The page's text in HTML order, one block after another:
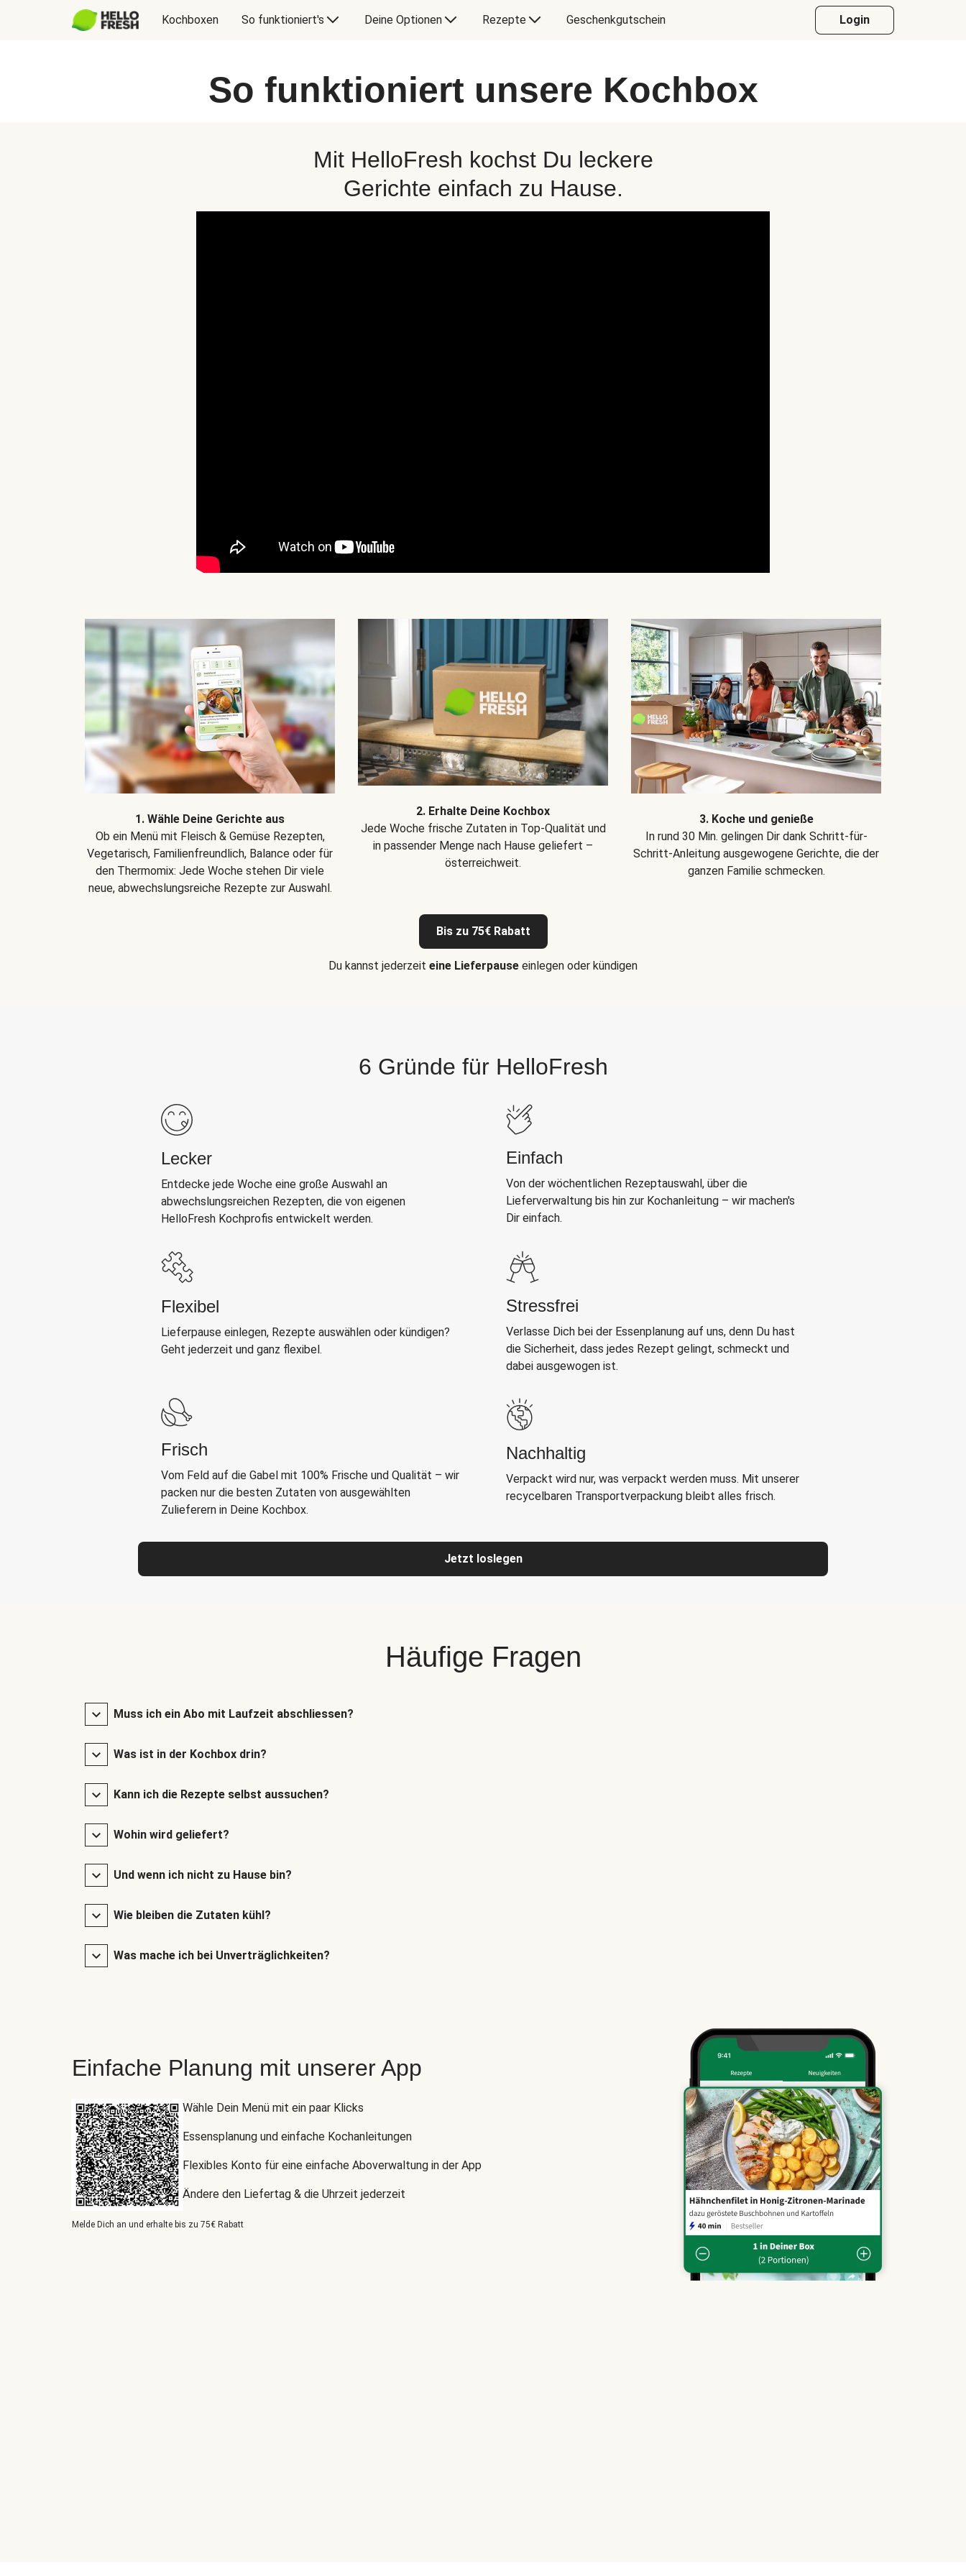
Kochboxen So funktioniert's Deine Optionen Rezepte Geschenkgutschein Login
So funktioniert unsere Kochbox
Mit HelloFresh kochst Du leckere
Gerichte einfach zu Hause.
1. Wähle Deine Gerichte aus
Ob ein Menü mit Fleisch & Gemüse Rezepten,
Vegetarisch, Familienfreundlich, Balance oder für
den Thermomix: Jede Woche stehen Dir viele
neue, abwechslungsreiche Rezepte zur Auswahl.
2. Erhalte Deine Kochbox
Jede Woche frische Zutaten in Top-Qualität und
in passender Menge nach Hause geliefert –
österreichweit.
3. Koche und genieße
In rund 30 Min. gelingen Dir dank Schritt-für-
Schritt-Anleitung ausgewogene Gerichte, die der
ganzen Familie schmecken.
Bis zu 75€ Rabatt
Du kannst jederzeit eine Lieferpause einlegen oder kündigen
6 Gründe für HelloFresh
Lecker
Entdecke jede Woche eine große Auswahl an
abwechslungsreichen Rezepten, die von eigenen
HelloFresh Kochprofis entwickelt werden.
Einfach
Von der wöchentlichen Rezeptauswahl, über die
Lieferverwaltung bis hin zur Kochanleitung – wir machen's
Dir einfach.
Flexibel
Lieferpause einlegen, Rezepte auswählen oder kündigen?
Geht jederzeit und ganz flexibel.
Stressfrei
Verlasse Dich bei der Essenplanung auf uns, denn Du hast
die Sicherheit, dass jedes Rezept gelingt, schmeckt und
dabei ausgewogen ist.
Frisch
Vom Feld auf die Gabel mit 100% Frische und Qualität – wir
packen nur die besten Zutaten von ausgewählten
Zulieferern in Deine Kochbox.
Nachhaltig
Verpackt wird nur, was verpackt werden muss. Mit unserer
recycelbaren Transportverpackung bleibt alles frisch.
Jetzt loslegen
Häufige Fragen
Muss ich ein Abo mit Laufzeit abschliessen?
Was ist in der Kochbox drin?
Kann ich die Rezepte selbst aussuchen?
Wohin wird geliefert?
Und wenn ich nicht zu Hause bin?
Wie bleiben die Zutaten kühl?
Was mache ich bei Unverträglichkeiten?
Einfache Planung mit unserer App
Wähle Dein Menü mit ein paar Klicks
Essensplanung und einfache Kochanleitungen
Flexibles Konto für eine einfache Aboverwaltung in der App
Ändere den Liefertag & die Uhrzeit jederzeit
Melde Dich an und erhalte bis zu 75€ Rabatt